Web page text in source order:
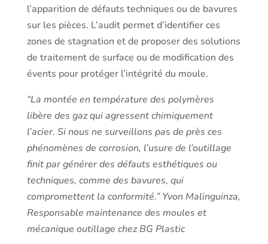
l’apparition de défauts techniques ou de bavures
sur les pièces. L’audit permet d’identifier ces
zones de stagnation et de proposer des solutions
de traitement de surface ou de modification des
évents pour protéger l’intégrité du moule.
“La montée en température des polymères
libère des gaz qui agressent chimiquement
l’acier. Si nous ne surveillons pas de près ces
phénomènes de corrosion, l’usure de l’outillage
finit par générer des défauts esthétiques ou
techniques, comme des bavures, qui
compromettent la conformité.” Yvon Malinguinza,
Responsable maintenance des moules et
mécanique outillage chez BG Plastic